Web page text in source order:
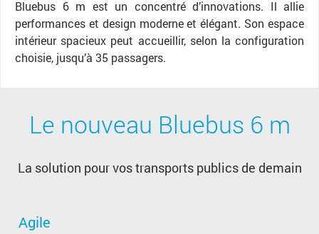
Bluebus 6 m est un concentré d’innovations. Il allie
performances et design moderne et élégant. Son espace
intérieur spacieux peut accueillir, selon la configuration
choisie, jusqu’à 35 passagers.
Le nouveau Bluebus 6 m
​La solution pour vos transports publics de demain
Agile